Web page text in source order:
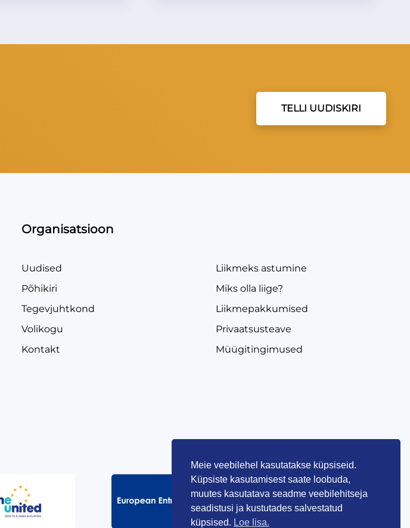
TELLI UUDISKIRI
Organisatsioon
Uudised
Põhikiri
Tegevjuhtkond
Volikogu
Kontakt
Liikmeks astumine
Miks olla liige?
Liikmepakkumised
Privaatsusteave
Müügitingimused
Meie veebilehel kasutatakse küpsiseid.
Küpsiste kasutamisest saate loobuda,
muutes kasutatava seadme veebilehitseja
seadistusi ja kustutades salvestatud
küpsised. Loe lisa.